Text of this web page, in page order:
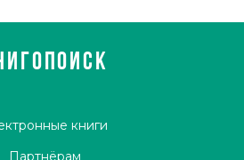
книги
Партнёрам